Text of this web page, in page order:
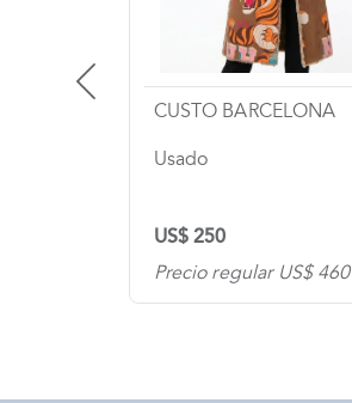
CUSTO BARCELONA
Usado
US$ 250
Precio regular US$ 460